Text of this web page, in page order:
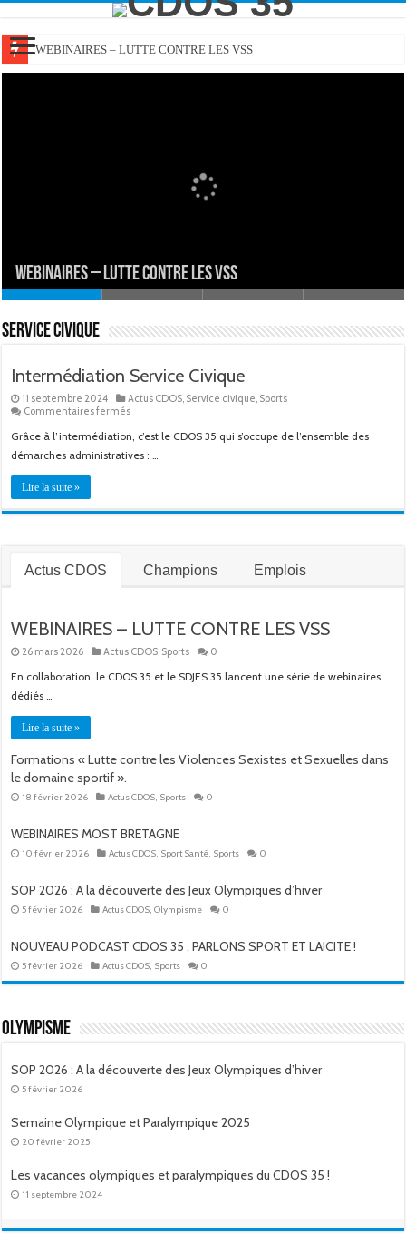
WEBINAIRES – LUTTE CONTRE LES VSS
WEBINAIRES – LUTTE CONTRE LES VSS
Service civique
Intermédiation Service Civique
11 septembre 2024 Actus CDOS, Service civique, Sports
Commentaires ferméssur
Service
Grâce à l’intermédiation, c’est le CDOS 35 qui s’occupe de l’ensemble des
démarches administratives : …
Lire la suite »
Actus CDOS Champions Emplois
WEBINAIRES – LUTTE CONTRE LES VSS
26 mars 2026 Actus CDOS, Sports 0
En collaboration, le CDOS 35 et le SDJES 35 lancent une série de webinaires
dédiés …
Lire la suite »
Formations « Lutte contre les Violences Sexistes et Sexuelles dans
le domaine sportif ».
18 février 2026 Actus CDOS, Sports 0
WEBINAIRES MOST BRETAGNE
10 février 2026 Actus CDOS, Sport Santé, Sports 0
SOP 2026 : A la découverte des Jeux Olympiques d’hiver
5 février 2026 Actus CDOS,Olympisme 0
NOUVEAU PODCAST CDOS 35 : PARLONS SPORT ET LAICITE !
5 février 2026 Actus CDOS, Sports 0
Olympisme
SOP 2026 : A la découverte des Jeux Olympiques d’hiver
5 février 2026
Semaine Olympique et Paralympique 2025
20 février 2025
Les vacances olympiques et paralympiques du CDOS 35 !
11 septembre 2024